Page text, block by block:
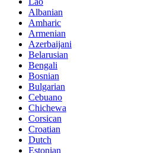
Albanian
Amharic
Armenian
Azerbaijani
Belarusian
Bengali
Bosnian
Bulgarian
Cebuano
Chichewa
Corsican
Croatian
Dutch
Estonian